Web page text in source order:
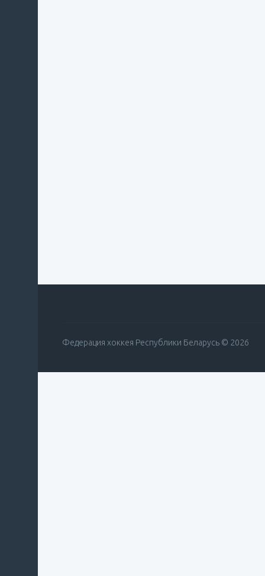
Федерация хоккея Республики Беларусь © 2026